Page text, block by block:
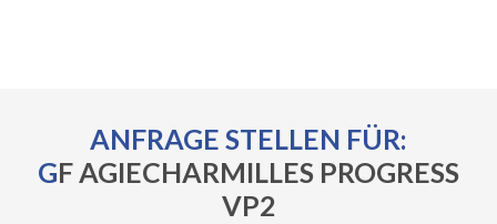
ANFRAGE STELLEN FÜR:
GF AGIECHARMILLES PROGRESS
VP2